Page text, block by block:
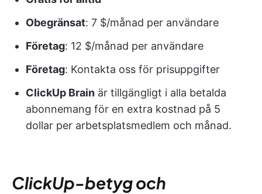
Obegränsat: 7 $/månad per användare
Företag: 12 $/månad per användare
Företag: Kontakta oss för prisuppgifter
ClickUp Brain är tillgängligt i alla betalda
abonnemang för en extra kostnad på 5
dollar per arbetsplatsmedlem och månad.
ClickUp-betyg och